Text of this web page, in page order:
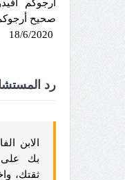
أرجوكم
صحيح
رد
الابن
بك
ثقتك،